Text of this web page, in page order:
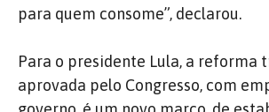
para quem consome”, declarou.
Para o presidente Lula, a reforma
aprovada pelo Congresso, com